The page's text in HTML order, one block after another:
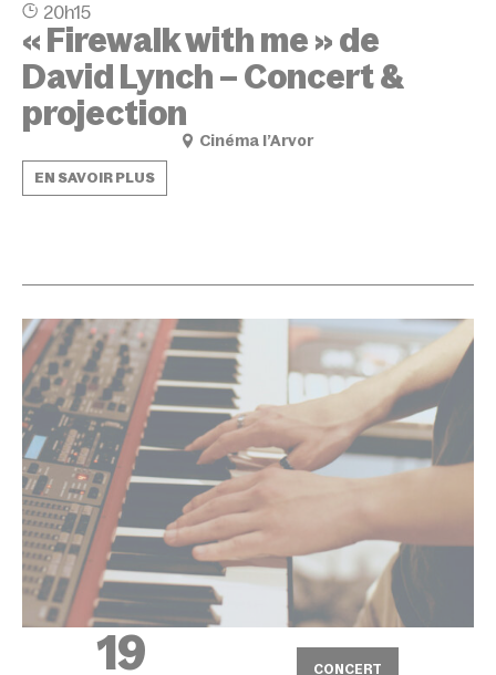
20h15
« Firewalk with me » de
David Lynch – Concert &
projection
Cinéma l’Arvor
EN SAVOIR PLUS
19 CONCERT